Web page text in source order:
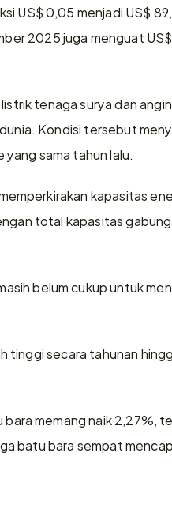
US$ 0,05 menjadi US$
2025 juga menguat
tenaga surya dan
Kondisi tersebut
sama tahun lalu.
kapasitas
total kapasitas
belum cukup untuk
tinggi secara tahunan
memang naik 2,27%,
batu bara sempat